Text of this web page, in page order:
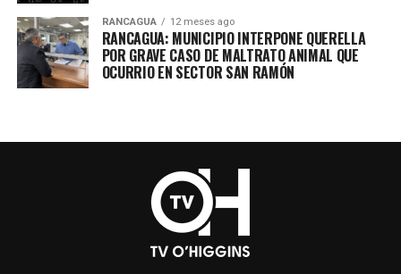
RANCAGUA 12 meses ago
RANCAGUA: MUNICIPIO INTERPONE QUERELLA
POR GRAVE CASO DE MALTRATO ANIMAL QUE
OCURRIO EN SECTOR SAN RAMÓN